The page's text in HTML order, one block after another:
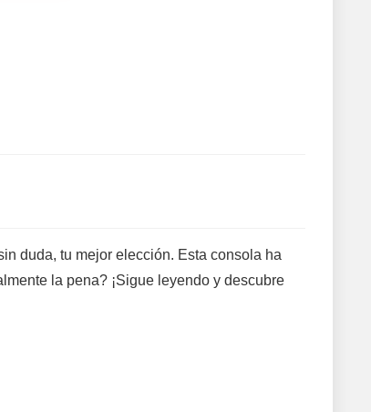
duda, tu mejor elección. Esta consola ha
la pena? ¡Sigue leyendo y descubre